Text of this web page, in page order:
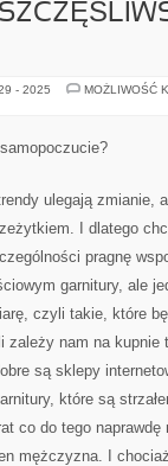
- 2025
MOŻLIWOŚĆ
ulegają zmianie,
I dlatego
pragnę
garnitury, ale
czyli takie, które
zależy nam na kupnie
są sklepy
które są
co do tego naprawdę
mężczyzna. I